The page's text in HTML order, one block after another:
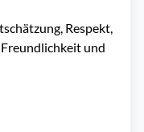
Respekt,
und